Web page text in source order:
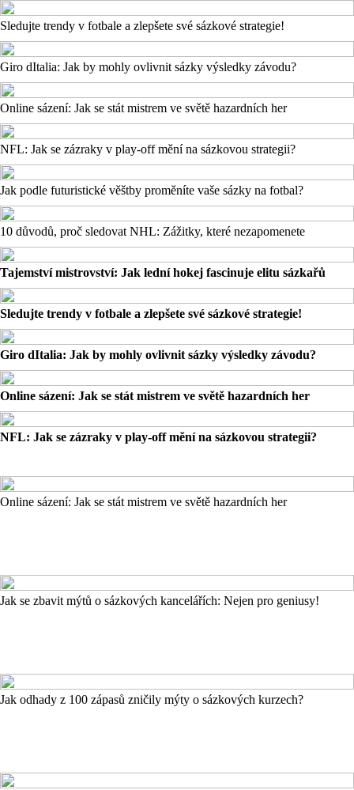
Sledujte trendy v fotbale a zlepšete své sázkové strategie!
Giro dItalia: Jak by mohly ovlivnit sázky výsledky závodu?
Online sázení: Jak se stát mistrem ve světě hazardních her
NFL: Jak se zázraky v play-off mění na sázkovou strategii?
Jak podle futuristické věštby proměníte vaše sázky na fotbal?
10 důvodů, proč sledovat NHL: Zážitky, které nezapomenete
Tajemství mistrovství: Jak lední hokej fascinuje elitu sázkařů
Sledujte trendy v fotbale a zlepšete své sázkové strategie!
Giro dItalia: Jak by mohly ovlivnit sázky výsledky závodu?
Online sázení: Jak se stát mistrem ve světě hazardních her
NFL: Jak se zázraky v play-off mění na sázkovou strategii?
Online sázení: Jak se stát mistrem ve světě hazardních her
Jak se zbavit mýtů o sázkových kancelářích: Nejen pro geniusy!
Jak odhady z 100 zápasů zničily mýty o sázkových kurzech?